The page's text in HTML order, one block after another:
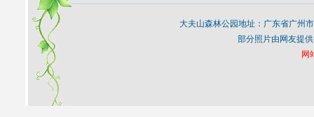
大夫山森林公园地址：广东省广州
部分照片由网友提
网